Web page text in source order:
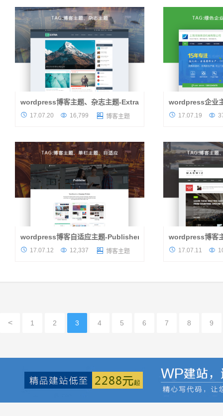
板。自适应的以及像素完美的设计...
关于主题 天气炎热、小编提醒大家注意消
是棒棒哒。今天小编跟大叔申请午...
wordpress博客主题、杂志主题-Extra
 17.07.20  16,799  博客主题
关于主题 今天大叔
叔企业主题的人都
wordpress企业
 17.07.19 
关于主题 最近几天一直都发的是国外的
wordpress博客自适应主题-Publisher V1.7.2.1
 17.07.12  12,337  博客主题
关于主题 今天天气
wordpress博客
 17.07.11 
< 1 2 3 4 5 6 7 8 9